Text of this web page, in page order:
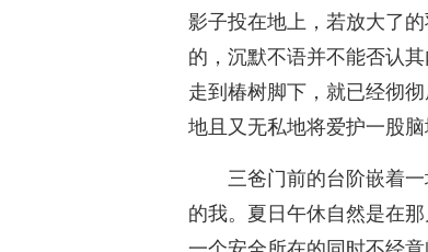
影子投在地上，若放大了
的，沉默不语并不能否认
走到椿树脚下，就已经彻
地且又无私地将爱护一股脑
三爸门前的台阶嵌着
的我。夏日午休自然是在